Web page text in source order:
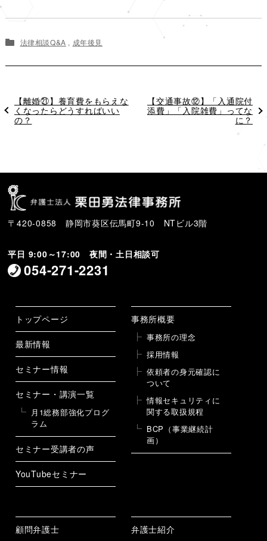
法律相談Q&A , 成年後見
過
去
の
【離婚㉑】養育費をもらえな
くなったらどうすればいい
の？
次
の
【交通事故⑫】「入通院付
添費」「入院雑費」ってな
に？
〒420-0858 静岡市葵区伝馬町9-10 NTビル3階
平日 9:00～17:00 夜間・土日相談可
054-271-2231
トップページ
最新情報
セミナー情報
セミナー・講演一覧
月1総務部強化プログ
ラム
セミナー受講者の声
YouTubeセミナー
事務所概要
事務所の理念
採用情報
依頼者の身元確認に
ついて
情報セキュリティに
関する取扱規程
BCP（事業継続計
画）
顧問弁護士 弁護士紹介